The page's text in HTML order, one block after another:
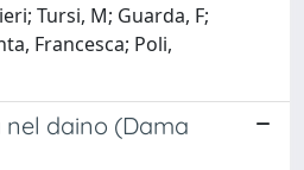
Tursi, M; Guarda, F;
Francesca; Poli,
nel daino (Dama